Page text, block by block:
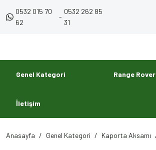
0532 015 70
62
-
0532 262 85
31
Genel Kategori Range Rover
İletişim
Anasayfa Genel Kategori Kaporta Aksamı